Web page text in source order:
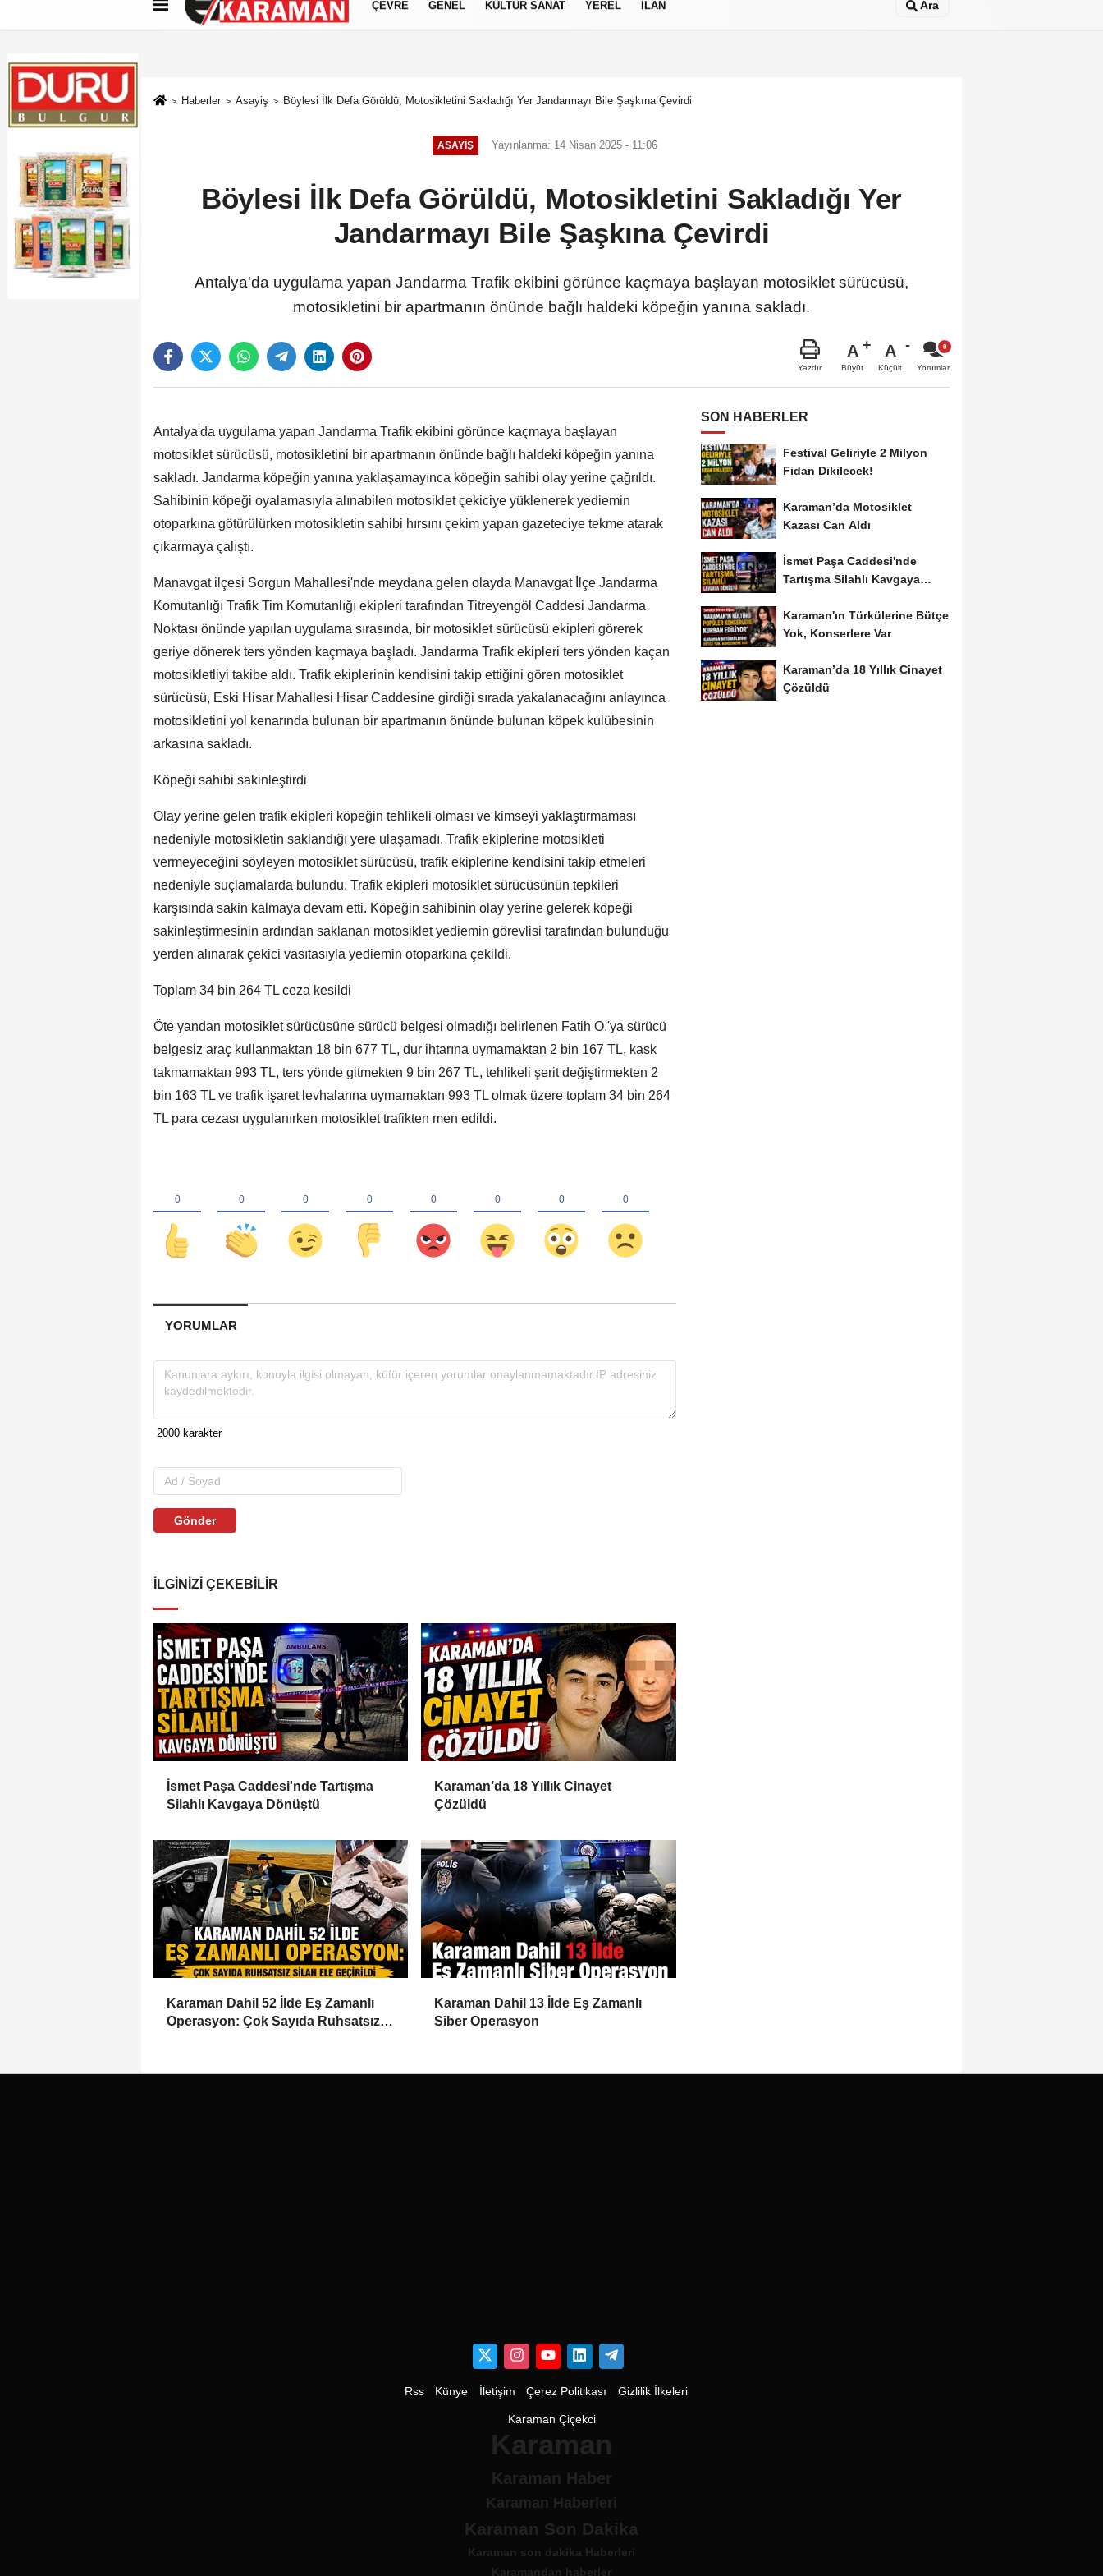
Künye İletişim Çerez Politikası Gizlilik İlkeleri
ÇEVRE GENEL KÜLTÜR SANAT YEREL İLAN Ara
Haberler Asayiş Böylesi İlk Defa Görüldü, Motosikletini Sakladığı Yer Jandarmayı Bile Şaşkına Çevirdi
ASAYIŞ Yayınlanma: 14 Nisan 2025 - 11:06
Böylesi İlk Defa Görüldü, Motosikletini Sakladığı Yer
Jandarmayı Bile Şaşkına Çevirdi
Antalya'da uygulama yapan Jandarma Trafik ekibini görünce kaçmaya başlayan motosiklet sürücüsü,
motosikletini bir apartmanın önünde bağlı haldeki köpeğin yanına sakladı.
Yazdır
A
Büyüt
A
Küçült Yorumlar
Antalya'da uygulama yapan Jandarma Trafik ekibini görünce kaçmaya başlayan
motosiklet sürücüsü, motosikletini bir apartmanın önünde bağlı haldeki köpeğin yanına
sakladı. Jandarma köpeğin yanına yaklaşamayınca köpeğin sahibi olay yerine çağrıldı.
Sahibinin köpeği oyalamasıyla alınabilen motosiklet çekiciye yüklenerek yediemin
otoparkına götürülürken motosikletin sahibi hırsını çekim yapan gazeteciye tekme atarak
çıkarmaya çalıştı.
Manavgat ilçesi Sorgun Mahallesi'nde meydana gelen olayda Manavgat İlçe Jandarma
Komutanlığı Trafik Tim Komutanlığı ekipleri tarafından Titreyengöl Caddesi Jandarma
Noktası önünde yapılan uygulama sırasında, bir motosiklet sürücüsü ekipleri görerek
geriye dönerek ters yönden kaçmaya başladı. Jandarma Trafik ekipleri ters yönden kaçan
motosikletliyi takibe aldı. Trafik ekiplerinin kendisini takip ettiğini gören motosiklet
sürücüsü, Eski Hisar Mahallesi Hisar Caddesine girdiği sırada yakalanacağını anlayınca
motosikletini yol kenarında bulunan bir apartmanın önünde bulunan köpek kulübesinin
arkasına sakladı.
Köpeği sahibi sakinleştirdi
Olay yerine gelen trafik ekipleri köpeğin tehlikeli olması ve kimseyi yaklaştırmaması
nedeniyle motosikletin saklandığı yere ulaşamadı. Trafik ekiplerine motosikleti
vermeyeceğini söyleyen motosiklet sürücüsü, trafik ekiplerine kendisini takip etmeleri
nedeniyle suçlamalarda bulundu. Trafik ekipleri motosiklet sürücüsünün tepkileri
karşısında sakin kalmaya devam etti. Köpeğin sahibinin olay yerine gelerek köpeği
sakinleştirmesinin ardından saklanan motosiklet yediemin görevlisi tarafından bulunduğu
yerden alınarak çekici vasıtasıyla yediemin otoparkına çekildi.
Toplam 34 bin 264 TL ceza kesildi
Öte yandan motosiklet sürücüsüne sürücü belgesi olmadığı belirlenen Fatih O.'ya sürücü
belgesiz araç kullanmaktan 18 bin 677 TL, dur ihtarına uymamaktan 2 bin 167 TL, kask
takmamaktan 993 TL, ters yönde gitmekten 9 bin 267 TL, tehlikeli şerit değiştirmekten 2
bin 163 TL ve trafik işaret levhalarına uymamaktan 993 TL olmak üzere toplam 34 bin 264
TL para cezası uygulanırken motosiklet trafikten men edildi.
YORUMLAR
Gönder
İLGINIZI ÇEKEBILIR
İsmet Paşa Caddesi'nde Tartışma
Silahlı Kavgaya Dönüştü
Karaman’da 18 Yıllık Cinayet
Çözüldü
Karaman Dahil 52 İlde Eş Zamanlı
Operasyon: Çok Sayıda Ruhsatsız
Karaman Dahil 13 İlde Eş Zamanlı
Siber Operasyon
SON HABERLER
Festival Geliriyle 2 Milyon
Fidan Dikilecek!
Karaman’da Motosiklet
Kazası Can Aldı
İsmet Paşa Caddesi'nde
Tartışma Silahlı Kavgaya
Karaman'ın Türkülerine Bütçe
Yok, Konserlere Var
Karaman’da 18 Yıllık Cinayet
Çözüldü
Rss Künye İletişim Çerez Politikası Gizlilik İlkeleri
Karaman Çiçekci
Karaman
Karaman Haber
Karaman Haberleri
Karaman Son Dakika
Karaman son dakika Haberleri
Karamandan haberler